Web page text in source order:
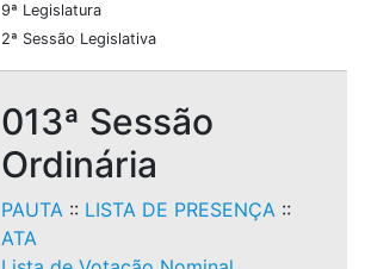
9ª Legislatura
2ª Sessão Legislativa
013ª Sessão
Ordinária
PAUTA:: LISTA DE PRESENÇA::
ATA